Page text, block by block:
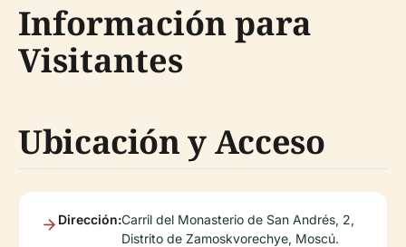
Información para
Visitantes
Ubicación y Acceso
Dirección:Carril del Monasterio de San Andrés, 2,
Distrito de Zamoskvorechye, Moscú.